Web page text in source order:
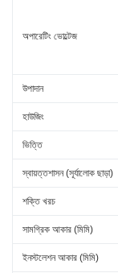
অপারেটিং ভোল্টেজ
উপাদান
হাউজিং
ভিত্তি
স্বায়ত্তশাসন (সূর্যালোক ছাড়া)
শক্তি খরচ
সামগ্রিক আকার (মিমি)
ইনস্টলেশন আকার (মিমি)